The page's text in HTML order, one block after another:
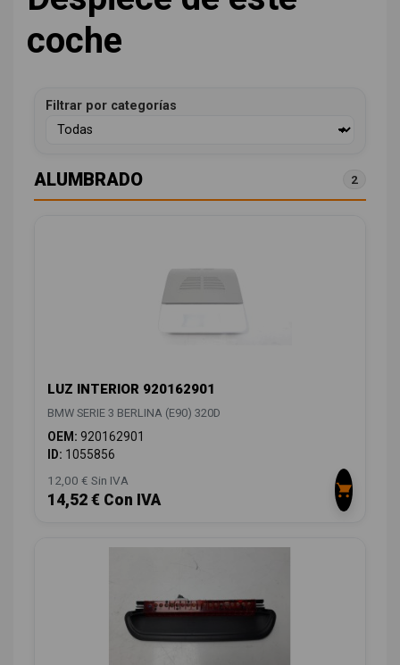
coche
Filtrar por categorías
ALUMBRADO 2
LUZ INTERIOR 920162901
BMW SERIE 3 BERLINA (E90) 320D
OEM: 920162901
ID: 1055856
12,00 € Sin IVA
14,52 € Con IVA